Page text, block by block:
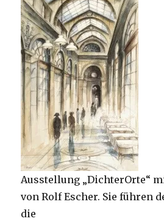
Ausstellung „DichterOrte“
von Rolf Escher. Sie führen
die